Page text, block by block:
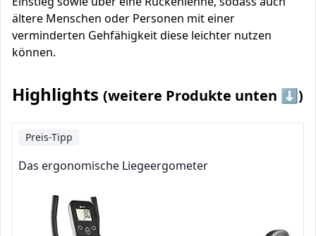
ältere Menschen oder Personen mit einer
verminderten Gehfähigkeit diese leichter nutzen
können.
Highlights (weitere Produkte unten ⬇️)
Preis-Tipp
Das ergonomische Liegeergometer